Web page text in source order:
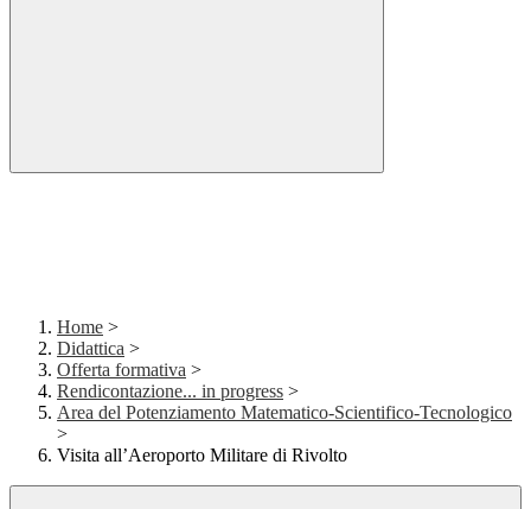
Home >
Didattica >
Offerta formativa >
Rendicontazione... in progress >
Area del Potenziamento Matematico-Scientifico-Tecnologico
>
Visita all’Aeroporto Militare di Rivolto